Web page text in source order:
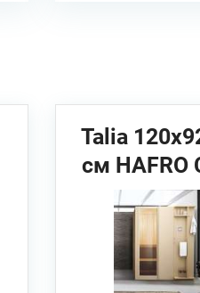
Talia
см HAFRO
нишу)